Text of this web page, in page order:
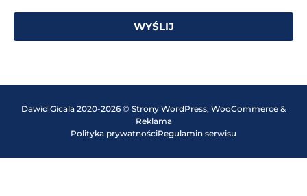
WYŚLIJ
Dawid Gicala 2020-2026 © Strony WordPress, WooCommerce &
Reklama
Polityka prywatnościRegulamin serwisu